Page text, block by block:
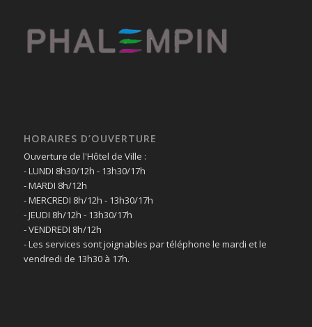
HORAIRES D’OUVERTURE
Ouverture de l'Hôtel de Ville :
- LUNDI 8h30/12h - 13h30/17h
- MARDI 8h/12h
- MERCREDI 8h/12h - 13h30/17h
- JEUDI 8h/12h - 13h30/17h
- VENDREDI 8h/12h
- Les services sont joignables par téléphone le mardi et le
vendredi de 13h30 à 17h.